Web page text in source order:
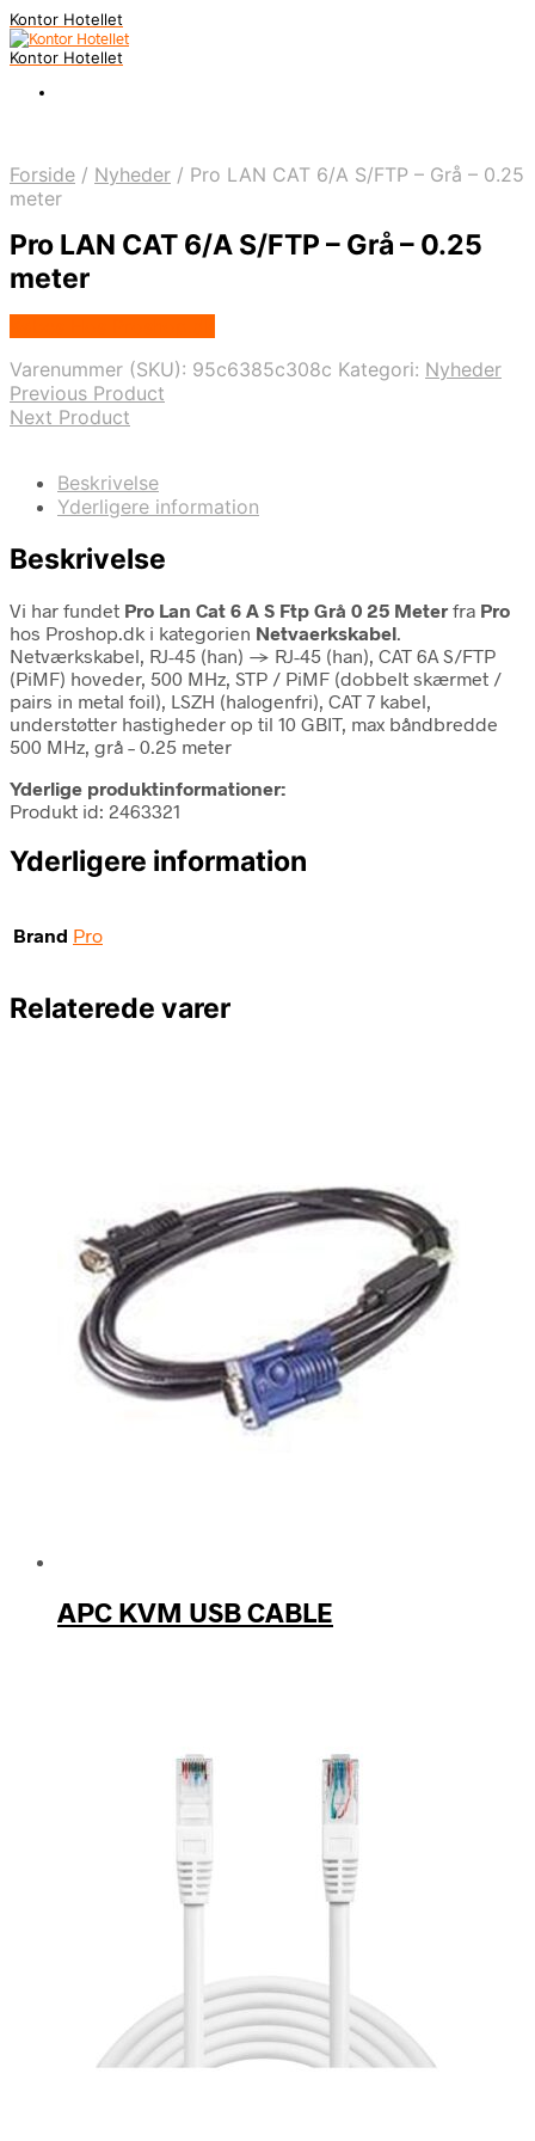
Kontor Hotellet
Kontor Hotellet
Forside / Nyheder / Pro LAN CAT 6/A S/FTP – Grå – 0.25
meter
Pro LAN CAT 6/A S/FTP – Grå – 0.25
meter
Varenummer (SKU): 95c6385c308c Kategori: Nyheder
Previous Product
Next Product
Beskrivelse
Yderligere information
Beskrivelse
Vi har fundet Pro Lan Cat 6 A S Ftp Grå 0 25 Meter fra Pro
hos Proshop.dk i kategorien Netvaerkskabel.
Netværkskabel, RJ-45 (han) -> RJ-45 (han), CAT 6A S/FTP
(PiMF) hoveder, 500 MHz, STP / PiMF (dobbelt skærmet /
pairs in metal foil), LSZH (halogenfri), CAT 7 kabel,
understøtter hastigheder op til 10 GBIT, max båndbredde
500 MHz, grå – 0.25 meter
Yderlige produktinformationer:
Produkt id: 2463321
Yderligere information
Brand Pro
Relaterede varer
APC KVM USB CABLE